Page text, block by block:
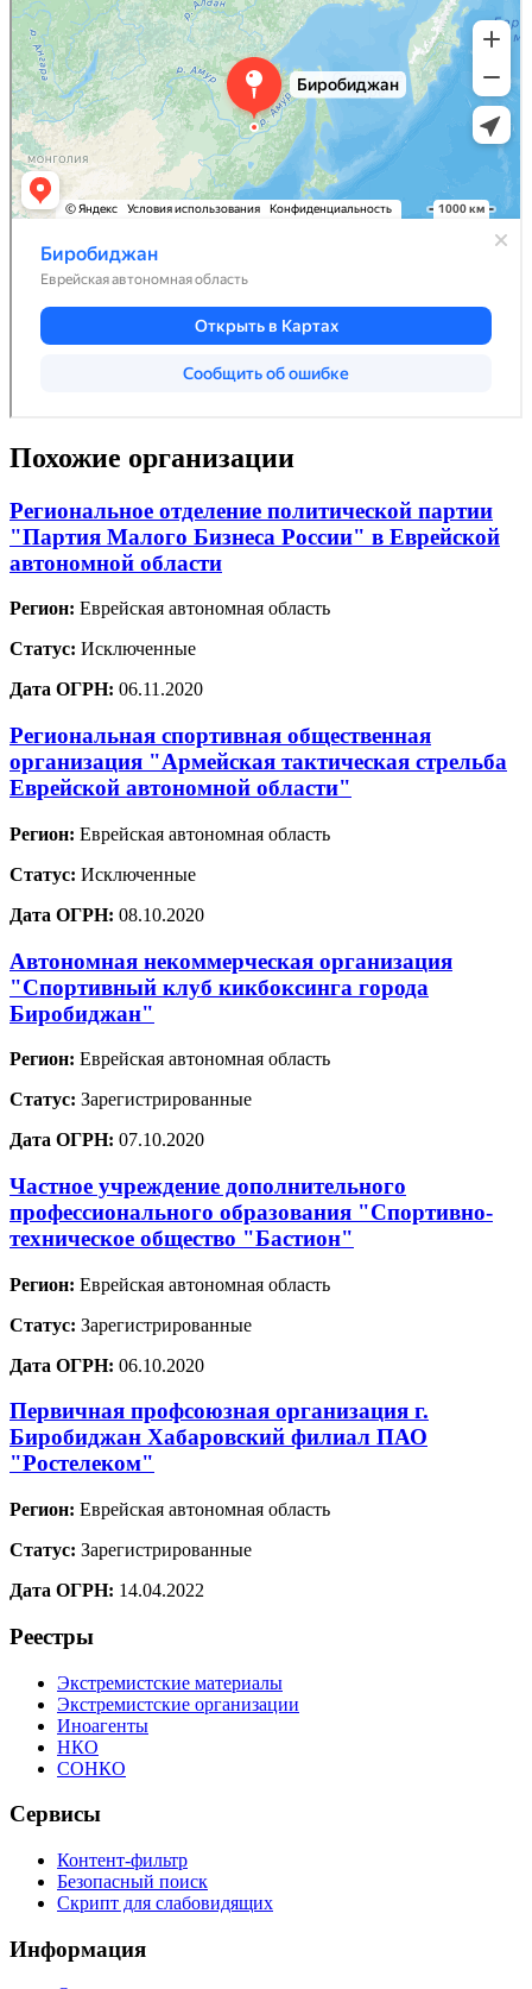
Похожие организации
Региональное отделение политической партии
"Партия Малого Бизнеса России" в Еврейской
автономной области
Регион: Еврейская автономная область
Статус: Исключенные
Дата ОГРН: 06.11.2020
Региональная спортивная общественная
организация "Армейская тактическая стрельба
Еврейской автономной области"
Регион: Еврейская автономная область
Статус: Исключенные
Дата ОГРН: 08.10.2020
Автономная некоммерческая организация
"Спортивный клуб кикбоксинга города
Биробиджан"
Регион: Еврейская автономная область
Статус: Зарегистрированные
Дата ОГРН: 07.10.2020
Частное учреждение дополнительного
профессионального образования "Спортивно-
техническое общество "Бастион"
Регион: Еврейская автономная область
Статус: Зарегистрированные
Дата ОГРН: 06.10.2020
Первичная профсоюзная организация г.
Биробиджан Хабаровский филиал ПАО
"Ростелеком"
Регион: Еврейская автономная область
Статус: Зарегистрированные
Дата ОГРН: 14.04.2022
Реестры
Экстремистские материалы
Экстремистские организации
Иноагенты
НКО
СОНКО
Сервисы
Контент-фильтр
Безопасный поиск
Скрипт для слабовидящих
Информация